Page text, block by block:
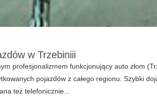
w Trzebiniii
profesjonalizmem funkcjonujący auto złom
pojazdów z całego regionu. Szybki
też telefonicznie...